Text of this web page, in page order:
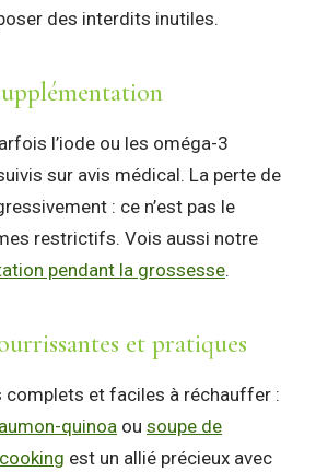
des interdits inutiles.
l’iode ou les oméga-3
sur avis médical. La perte de
: ce n’est pas le
restrictifs. Vois aussi notre
pendant la grossesse.
et pratiques
complets et faciles à réchauffer :
quinoa ou soupe de
est un allié précieux avec